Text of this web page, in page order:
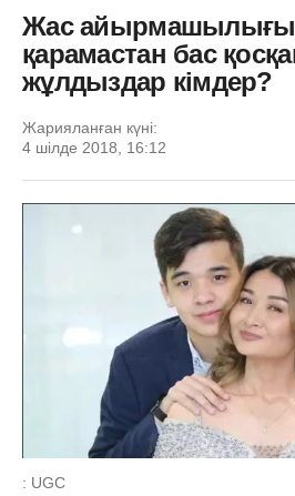
Жас
қарамастан бас
жұлдыздар кімдер?
Жарияланған күні:
4 шілде 2018, 16:12
: UGC